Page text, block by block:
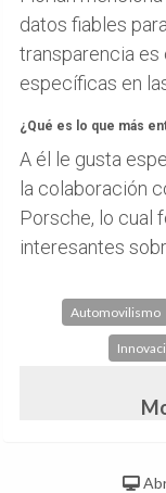
datos fiables
transparencia
específicas en
¿Qué es lo que más
A él le gusta
la colaboración
Porsche, lo cual
interesantes
Automovilismo